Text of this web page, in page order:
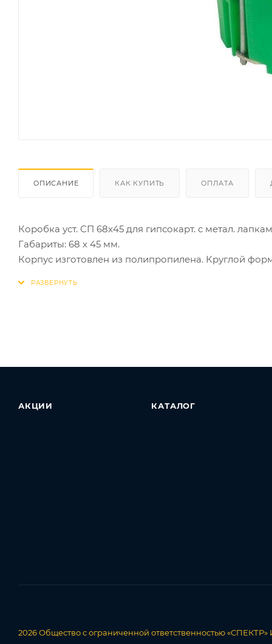
ОПИСАНИЕ КАК КУПИТЬ ОПЛАТА
Коробка уст. СП 68х45 для гипсокарт. с метал.
Габариты: 68 х 45 мм.
Корпус изготовлен из полипропилена. Круглой
АКЦИИ КАТАЛОГ
2026Общество с ограниченной ответственностью «СПЕКТР»